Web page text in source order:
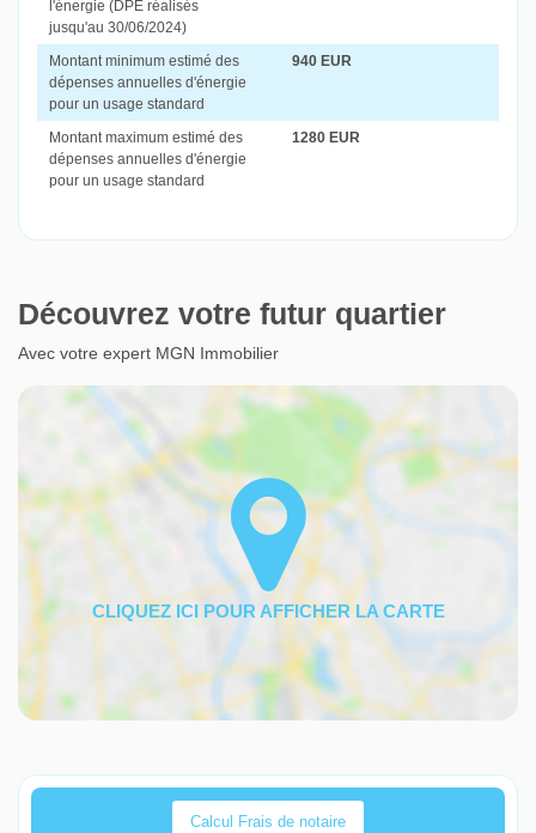
l'énergie (DPE réalisés
jusqu'au 30/06/2024)
Montant minimum estimé des
dépenses annuelles d'énergie
pour un usage standard
940 EUR
Montant maximum estimé des
dépenses annuelles d'énergie
pour un usage standard
1280 EUR
Découvrez votre futur quartier
Avec votre expert MGN Immobilier
Calcul Frais de notaire